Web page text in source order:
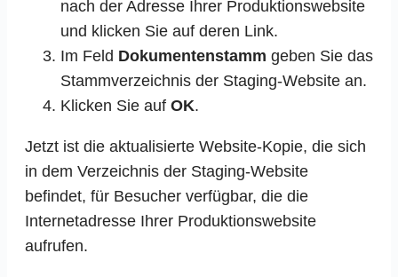
nach der Adresse Ihrer Produktionswebsite
und klicken Sie auf deren Link.
Im Feld Dokumentenstamm geben Sie das
Stammverzeichnis der Staging-Website an.
Klicken Sie auf OK.
Jetzt ist die aktualisierte Website-Kopie, die sich
in dem Verzeichnis der Staging-Website
befindet, für Besucher verfügbar, die die
Internetadresse Ihrer Produktionswebsite
aufrufen.